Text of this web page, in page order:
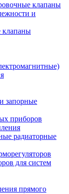
клапаны
и
клапаны
запорные
приборов
радиаторные
для систем
прямого